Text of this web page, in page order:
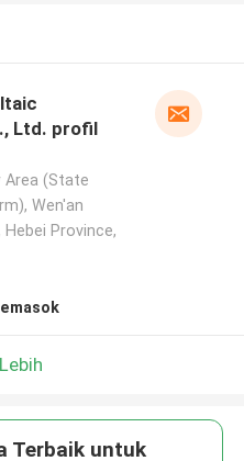
Ltd. profil
Area (State
Wen'an
Province,
Terbaik untuk